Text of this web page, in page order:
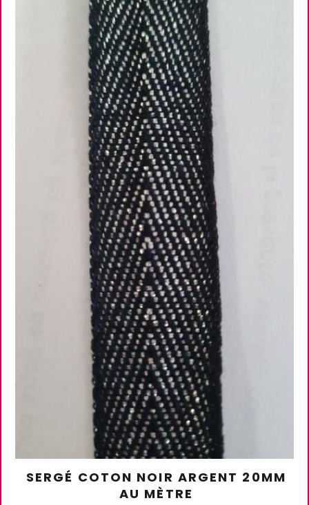
SERGÉ COTON NOIR ARGENT 20MM
AU MÈTRE